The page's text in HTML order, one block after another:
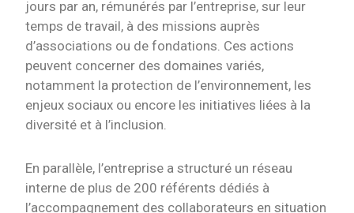
jours par an, rémunérés par l’entreprise, sur leur
temps de travail, à des missions auprès
d’associations ou de fondations. Ces actions
peuvent concerner des domaines variés,
notamment la protection de l’environnement, les
enjeux sociaux ou encore les initiatives liées à la
diversité et à l’inclusion.
En parallèle, l’entreprise a structuré un réseau
interne de plus de 200 référents dédiés à
l’accompagnement des collaborateurs en situation